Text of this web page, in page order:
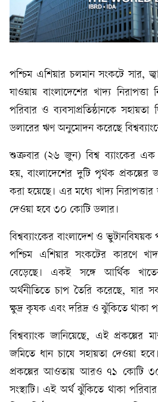
পশ্চিম এশিয়ার চলমান সংকটে সার,
যাওয়ায় বাংলাদেশের খাদ্য
পরিবার ও ব্যবসাপ্রতিষ্ঠানকে
ডলারের ঋণ অনুমোদন করেছে
শুক্রবার (২৬ জুন) বিশ্ব ব্যাংকের এক
হয়, বাংলাদেশের দুটি পৃথক
করা হয়েছে। এর মধ্যে খাদ্য
দেওয়া হবে ৩০ কোটি ডলার।
বিশ্বব্যাংকের বাংলাদেশ ও
পশ্চিম এশিয়ার সংকটের কারণে
বেড়েছে। একই সঙ্গে আর্থিক
অর্থনীতিতে চাপ তৈরি করেছে, যার
ক্ষুদ্র কৃষক এবং দরিদ্র ও ঝুঁকিতে থাকা
বিশ্বব্যাংক জানিয়েছে, এই প্রকল্পের
জমিতে ধান চাষে সহায়তা দেওয়া
প্রকল্পের আওতায় আরও ৭১ কোটি
সংস্থাটি। এই অর্থ ঝুঁকিতে থাকা